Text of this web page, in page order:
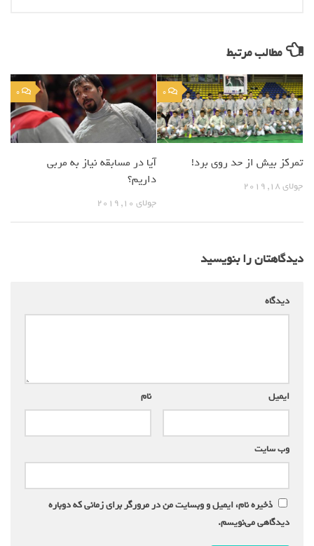
مطالب مرتبط
0
تمرکز بیش از حد روی برد!
جولای 18, 2019
0
آیا در مسابقه نیاز به مربی
داریم؟
جولای 10, 2019
دیدگاهتان را بنویسید
دیدگاه
نام ایمیل
وب‌ سایت
ذخیره نام، ایمیل و وبسایت من در مرورگر برای زمانی که دوباره
دیدگاهی می‌نویسم.